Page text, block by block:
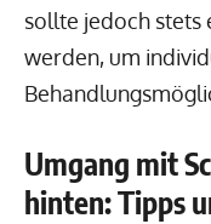
sollte jedoch stets
werden, um
Umgang mit
hinten: Tipps